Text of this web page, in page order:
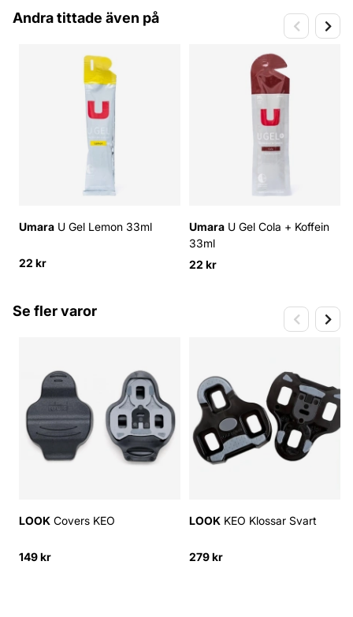
Andra tittade även på
Umara U Gel Lemon 33ml
22 kr
Umara U Gel Cola + Koffein
33ml
22 kr
Se fler varor
LOOK Covers KEO
149 kr
LOOK KEO Klossar Svart
279 kr